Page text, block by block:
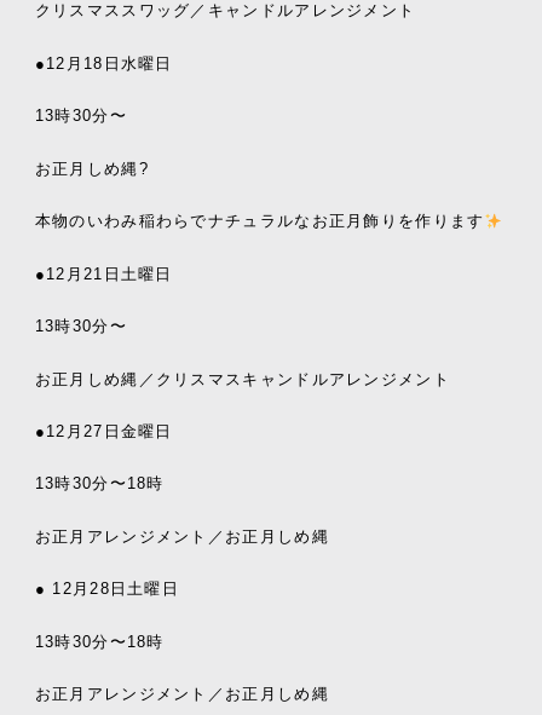
クリスマススワッグ／キャンドルアレンジメント
●12 月 18 日水曜日
13時30分〜
お正月しめ縄 ?
本物のいわみ稲わらでナチュラルなお正月飾りを作ります
●12 月 21 日土曜日
13時30分〜
お正月しめ縄／クリスマスキャンドルアレンジメント
●12 月 27 日金曜日
13時30分〜 18時
お正月アレンジメント／お正月しめ縄
● 12 月28 日土曜日
13時30分〜 18時
お正月アレンジメント／お正月しめ縄